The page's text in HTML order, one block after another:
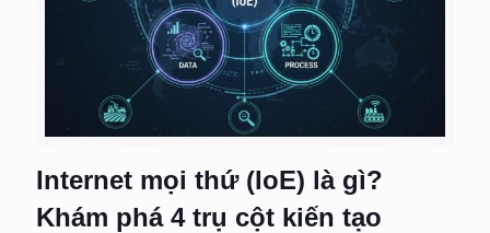
Internet mọi thứ (IoE) là gì?
Khám phá 4 trụ cột kiến tạo